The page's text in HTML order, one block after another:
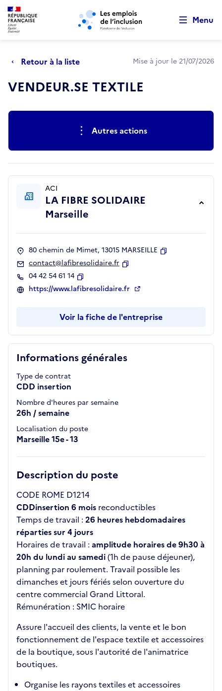
Aller au menu principal Aller au contenu principal
Menu
Retour à la liste Mise à jour le 21/07/2026
VENDEUR.SE TEXTILE
Actions rapidesAutres actions
Informations générales
Type de contrat
CDD insertion
Nombre d'heures par semaine
26h / semaine
Localisation du poste
Marseille 15e - 13
Description du poste
CODE ROME D1214
CDDinsertion 6 mois reconductibles
Temps de travail : 26 heures hebdomadaires
réparties sur 4 jours
Horaires de travail : amplitude horaires de 9h30 à
20h du lundi au samedi(1h de pause déjeuner),
planning par roulement. Travail possible les
dimanches et jours fériés selon ouverture du
centre commercial Grand Littoral.
Rémunération : SMIC horaire
Assure l'accueil des clients, la vente et le bon
fonctionnement de l'espace textile et accessoires
de la boutique, sous l'autorité de l'animatrice
boutiques.
Organise les rayons textiles et accessoires
ACI
LA FIBRE SOLIDAIRE
Marseille
80 chemin de Mimet, 13015 MARSEILLE
contact@lafibresolidaire.fr
04 42 54 61 14
Copier
https://www.lafibresolidaire.fr
Voir la fiche de l'entreprise
Retour au début de la page
Panneau de gestion des cookies